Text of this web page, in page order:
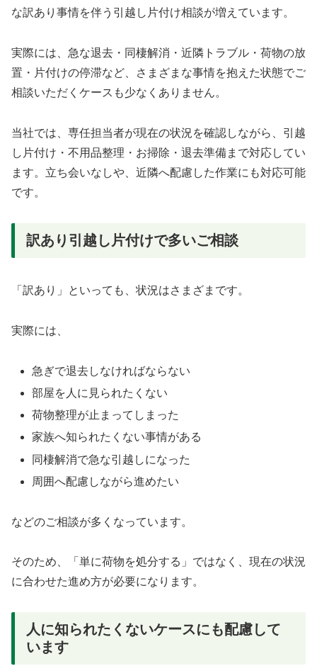
な訳あり事情を伴う引越し片付け相談が増えています。
実際には、急な退去・同棲解消・近隣トラブル・荷物の放
置・片付けの停滞など、さまざまな事情を抱えた状態でご
相談いただくケースも少なくありません。
当社では、専任担当者が現在の状況を確認しながら、引越
し片付け・不用品整理・お掃除・退去準備まで対応してい
ます。立ち会いなしや、近隣へ配慮した作業にも対応可能
です。
訳あり引越し片付けで多いご相談
「訳あり」といっても、状況はさまざまです。
実際には、
急ぎで退去しなければならない
部屋を人に見られたくない
荷物整理が止まってしまった
家族へ知られたくない事情がある
同棲解消で急な引越しになった
周囲へ配慮しながら進めたい
などのご相談が多くなっています。
そのため、「単に荷物を処分する」ではなく、現在の状況
に合わせた進め方が必要になります。
人に知られたくないケースにも配慮して
います